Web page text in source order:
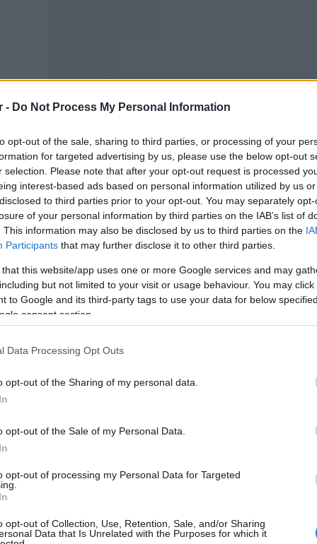
- Do Not Process My Personal Information
opt-out of the sale, sharing to third parties, or processing of your
for targeted advertising by us, please use the below opt-out
selection. Please note that after your opt-out request is processed
interest-based ads based on personal information utilized by us
to third parties prior to your opt-out. You may separately
of your personal information by third parties on the IAB’s list of
This information may also be disclosed by us to third parties on the
Participants that may further disclose it to other third parties.
that this website/app uses one or more Google services and may
but not limited to your visit or usage behaviour. You may
to Google and its third-party tags to use your data for below
consent section.
Data Processing Opt Outs
opt-out of the Sharing of my personal data.
opt-out of the Sale of my Personal Data.
opt-out of processing my Personal Data for Targeted
opt-out of Collection, Use, Retention, Sale, and/or Sharing
Data that Is Unrelated with the Purposes for which it
με εισαγγελικές πηγές που παρακολουθούν την
που διαπιστωθεί σοβαρή παράβαση ή
επιπλέον διακριβωθεί ότι επίκειται κίνδυνος για τη
η Εισαγγελία Πρωτοδικών Σερρών έδωσε εντολή να
προκειμένου να διαπιστωθούν οι συνθήκες,
θέρμανσης 2021: Ανοίγει η πλατφόρμα –
– Κορονοϊός: Να αναβληθούν οι
ρεύματος: Όλα όσα πρέπει να ξέρετε
ανατέθηκε σε δημόσια κοινωνική υπηρεσία με
της θα προσκομιστούν στην Εισαγγελία για
Αρχή μπορεί να αποφασίσει κάθε πρόσφορο
οι ίδιες εισαγγελικές πηγές, και προσθέτουν ότι δεν
εις βάρος των γονιών.
είδε το προηγούμενο 24ωρο το φως της
Σερρών. Όπως έγινε γνωστό, τα τέσσερα
δεν προσέρχονται στα μαθήματά τους από